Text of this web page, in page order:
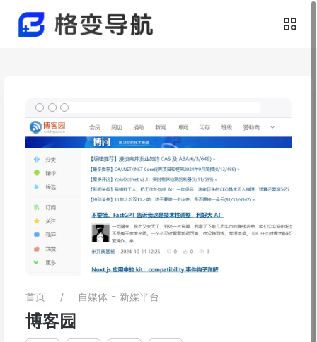
首页 自媒体 - 新媒平台
博客园